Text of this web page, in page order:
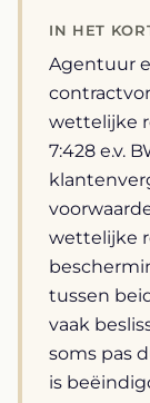
IN HET
Agentuur
wettelijke
7:428 e.v.
wettelijke
tussen
vaak
soms pas
is